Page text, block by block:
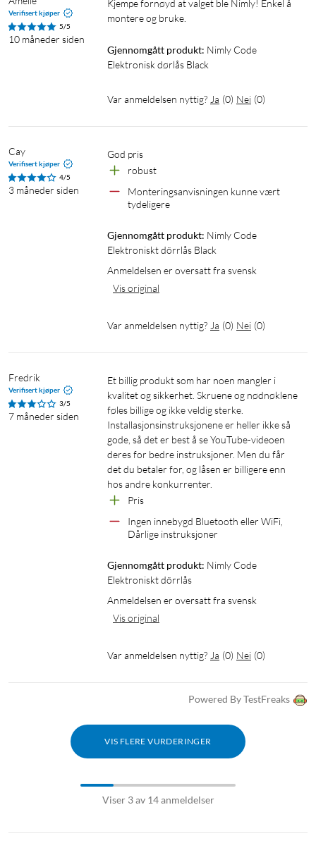
Spesifikasjoner
Antall koder: opptil 999 unike koder
Antall tilkoblede nøkkelbrikker: 999 stk
Batterier: 3x AA-batterier
Godkjenning: CE-godkjent
Låsklasse: 2A og SSF3522
Mål: 184x45x28 mm
Verifisert kjøper
5/5
10 måneder siden
Kjempe fornøyd at valget ble Nimly! Enkel å
montere og bruke.
Gjennomgått produkt: Nimly Code
Elektronisk dørlås Black
Var anmeldelsen nyttig? Ja (0) Nei (0)
Cay
Verifisert kjøper
4/5
3 måneder siden
god pris
robust
Monteringsanvisningen kunne vært
tydeligere
Gjennomgått produkt: Nimly Code
Elektroniskt dörrlås Black
Anmeldelsen er oversatt fra svensk
Vis original
Var anmeldelsen nyttig? Ja (0) Nei (0)
Fredrik
Verifisert kjøper
3/5
7 måneder siden
Et billig produkt som har noen mangler i
kvalitet og sikkerhet. Skruene og nødnøklene
føles billige og ikke veldig sterke.
Installasjonsinstruksjonene er heller ikke så
gode, så det er best å se YouTube-videoen
deres for bedre instruksjoner. Men du får
det du betaler for, og låsen er billigere enn
hos andre konkurrenter.
Pris
Ingen innebygd Bluetooth eller WiFi,
Dårlige instruksjoner
Gjennomgått produkt: Nimly Code
Elektroniskt dörrlås
Anmeldelsen er oversatt fra svensk
Vis original
Var anmeldelsen nyttig? Ja (0) Nei (0)
Powered By TestFreaks
VIS FLERE VURDERINGER
Viser 3 av 14 anmeldelser